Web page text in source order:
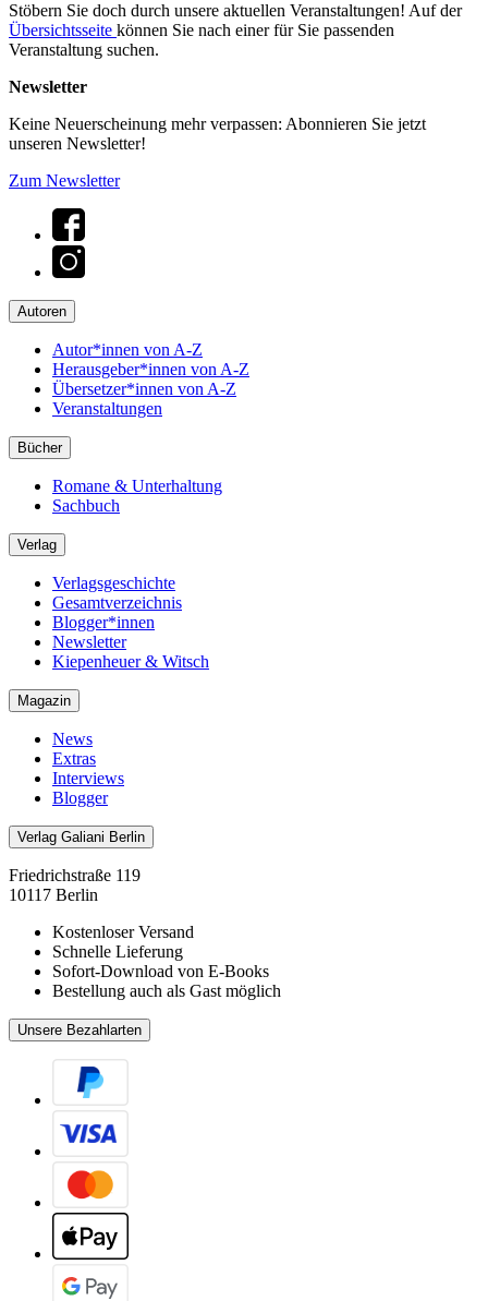
Stöbern Sie doch durch unsere aktuellen Veranstaltungen! Auf der
Übersichtsseite können Sie nach einer für Sie passenden
Veranstaltung suchen.
Newsletter
Keine Neuerscheinung mehr verpassen: Abonnieren Sie jetzt
unseren Newsletter!
Zum Newsletter
Autoren
Autor*innen von A-Z
Herausgeber*innen von A-Z
Übersetzer*innen von A-Z
Veranstaltungen
Bücher
Romane & Unterhaltung
Sachbuch
Verlag
Verlagsgeschichte
Gesamtverzeichnis
Blogger*innen
Newsletter
Kiepenheuer & Witsch
Magazin
News
Extras
Interviews
Blogger
Verlag Galiani Berlin
Friedrichstraße 119
10117 Berlin
Kostenloser Versand
Schnelle Lieferung
Sofort-Download von E-Books
Bestellung auch als Gast möglich
Unsere Bezahlarten